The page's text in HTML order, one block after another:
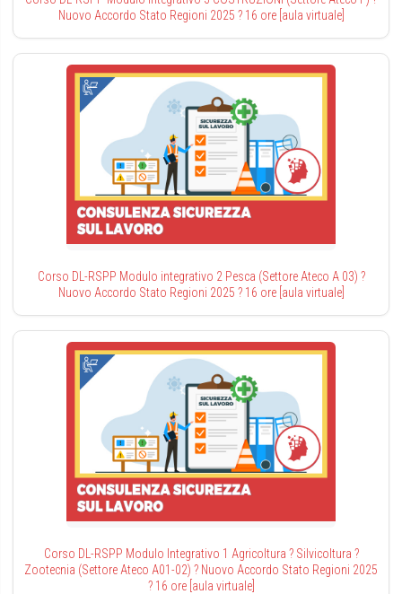
Nuovo Accordo Stato Regioni 2025 ? 16 ore [aula virtuale]
Corso DL-RSPP Modulo integrativo 2 Pesca (Settore Ateco A 03) ?
Nuovo Accordo Stato Regioni 2025 ? 16 ore [aula virtuale]
Corso DL-RSPP Modulo Integrativo 1 Agricoltura ? Silvicoltura ?
Zootecnia (Settore Ateco A01-02) ? Nuovo Accordo Stato Regioni 2025
? 16 ore [aula virtuale]